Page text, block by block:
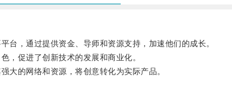
，通过提供资金、导师和资源支持，加速他们的成长。
促进了创新技术的发展和商业化。
的网络和资源，将创意转化为实际产品。